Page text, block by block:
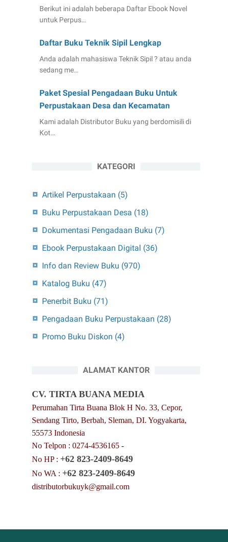
Berikut ini adalah beberapa Daftar Ebook Novel
untuk Perpus…
Daftar Buku Teknik Sipil Lengkap
Anda adalah mahasiswa Teknik Sipil ? atau anda
sedang me…
Paket Spesial Pengadaan Buku Untuk
Perpustakaan Desa dan Kecamatan
Kami adalah Distributor Buku yang berdomisili di
Kot…
KATEGORI
Artikel Perpustakaan (5)
Buku Perpustakaan Desa (18)
Dokumentasi Pengadaan Buku (7)
Ebook Perpustakaan Digital (36)
Info dan Review Buku (970)
Katalog Buku (47)
Penerbit Buku (71)
Pengadaan Buku Perpustakaan (28)
Promo Buku Diskon (4)
ALAMAT KANTOR
CV. TIRTA BUANA MEDIA
Perumahan Tirta Buana Blok H No. 33, Cepor,
Sendang Tirto, Berbah, Sleman, DI. Yogyakarta,
55573 Indonesia
No Telpon : 0274-4536165 -
No HP : +62 823-2409-8649
No WA : +62 823-2409-8649
distributorbukuyk@gmail.com